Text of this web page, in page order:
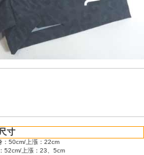
寸
：50cm/上漲：22cm
52cm/上漲：23、5cm